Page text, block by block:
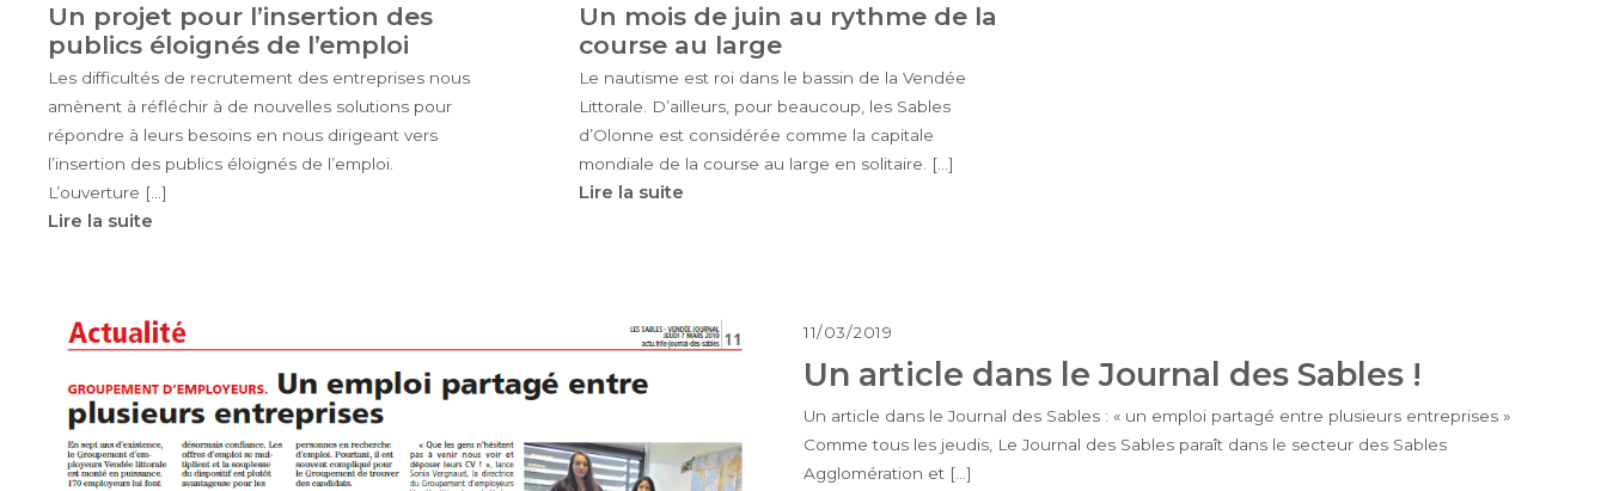
Un projet pour l’insertion des
publics éloignés de l’emploi
Les difficultés de recrutement des entreprises nous
amènent à réfléchir à de nouvelles solutions pour
répondre à leurs besoins en nous dirigeant vers
l’insertion des publics éloignés de l’emploi.
L’ouverture […]
Lire la suite
Un mois de juin au rythme de la
course au large
Le nautisme est roi dans le bassin de la Vendée
Littorale. D’ailleurs, pour beaucoup, les Sables
d’Olonne est considérée comme la capitale
mondiale de la course au large en solitaire. […]
Lire la suite
11/03/2019
Un article dans le Journal des Sables !
Un article dans le Journal des Sables : « un emploi partagé entre plusieurs entreprises »
Comme tous les jeudis, Le Journal des Sables paraît dans le secteur des Sables
Agglomération et […]